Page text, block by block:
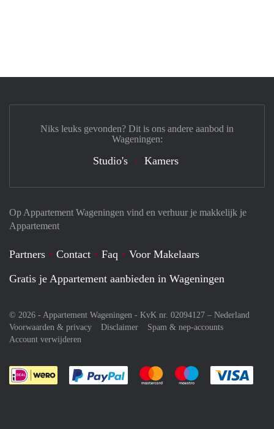
Op Appartement Wageningen vind en verhuur je makkelijk je
Appartement
Partners Contact Faq
Voor Makelaars
Gratis je Appartement aanbieden in Wageningen
© 2026 - Appartement Wageningen - KvK nr. 02094127 – Nederland
Voorwaarden & privacy
Disclaimer
Spam & nep-accounts
Account verwijderen
Je rekent gemakkelijk af met Paypal
Je rekent gemakkelijk af met
Je rekent
Niks leuks gevonden? Dit is ons andere aanbod in
Wageningen:
Studio's Kamers